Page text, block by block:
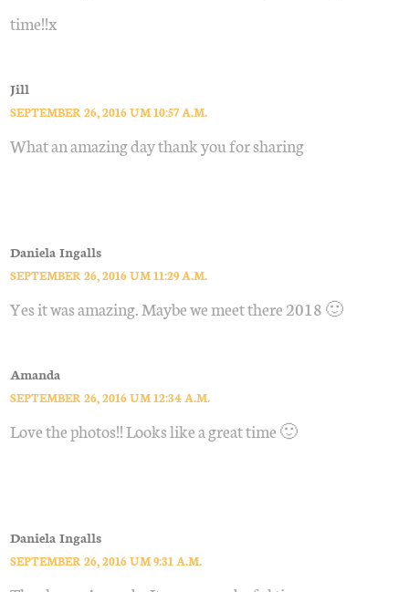
time!!x
Jill
SEPTEMBER 26, 2016 UM 10:57 A.M.
What an amazing day thank you for sharing
Daniela Ingalls
SEPTEMBER 26, 2016 UM 11:29 A.M.
Yes it was amazing. Maybe we meet there 2018 🙂
Amanda
SEPTEMBER 26, 2016 UM 12:34 A.M.
Love the photos!! Looks like a great time 🙂
Daniela Ingalls
SEPTEMBER 26, 2016 UM 9:31 A.M.